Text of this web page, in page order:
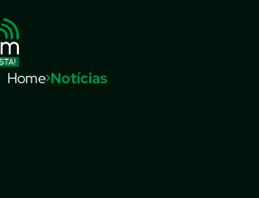
Home Notícias